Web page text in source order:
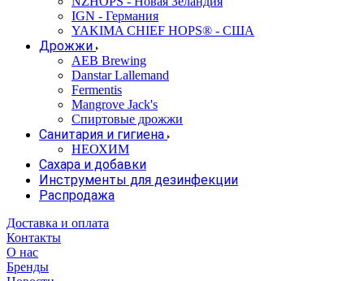
IGN - Германия
YAKIMA CHIEF HOPS® - США
Дрожжи
AEB Brewing
Danstar Lallemand
Fermentis
Mangrove Jack's
Спиртовые дрожжи
Санитария и гигиена
НЕОХИМ
Сахара и добавки
Инструменты для дезинфекции
Распродажа
Доставка и оплата
Контакты
О нас
Бренды